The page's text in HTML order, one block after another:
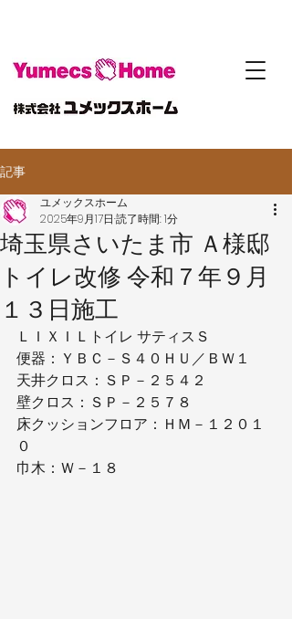
記事
埼玉県さいたま市 Ａ様邸
トイレ改修 令和７年９月
１３日施工
ユメックスホーム
2025年9月17日 読了時間: 1分
ＬＩＸＩＬトイレ サティスＳ
便器：ＹＢＣ－Ｓ４０ＨＵ／ＢＷ１
天井クロス：ＳＰ－２５４２
壁クロス：ＳＰ－２５７８
床クッションフロア：ＨＭ－１２０１
０
巾木：Ｗ－１８